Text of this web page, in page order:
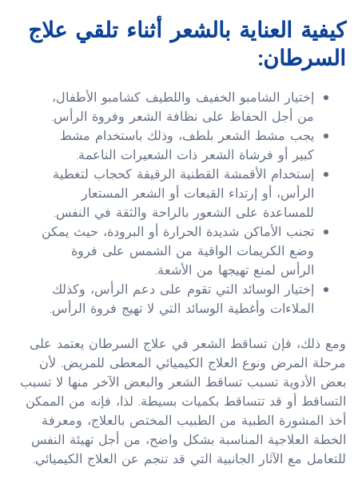
كیفیة العنایة بالشعر أثناء تلقي علاج
السرطان:
إختيار الشامبو الخفيف واللطيف كشامبو الأطفال،
من أجل الحفاظ على نظافة الشعر وفروة الرأس.
يجب مشط الشعر بلطف، وذلك باستخدام مشط
كبير أو فرشاة الشعر ذات الشعيرات الناعمة.
إستخدام الأقمشة القطنية الرقيقة كحجاب لتغطية
الرأس، أو إرتداء القبعات أو الشعر المستعار
للمساعدة على الشعور بالراحة والثقة في النفس.
تجنب الأماكن شديدة الحرارة أو البرودة، حيث يمكن
وضع الكريمات الواقية من الشمس على فروة
الرأس لمنع تهيجها من الأشعة.
إختيار الوسائد التي تقوم على دعم الرأس، وكذلك
الملاءات وأغطية الوسائد التي لا تهيج فروة الرأس.
ومع ذلك، فإن تساقط الشعر في علاج السرطان يعتمد على
مرحلة المرض ونوع العلاج الكيميائي المعطى للمريض. لأن
بعض الأدوية تسبب تساقط الشعر والبعض الآخر منها لا تسبب
التساقط أو قد تتساقط بكميات بسيطة. لذا، فإنه من الممكن
أخذ المشورة الطبية من الطبيب المختص بالعلاج، ومعرفة
الخطة العلاجية المناسبة بشكل واضح، من أجل تهيئة النفس
للتعامل مع الآثار الجانبية التي قد تنجم عن العلاج الكيميائي.